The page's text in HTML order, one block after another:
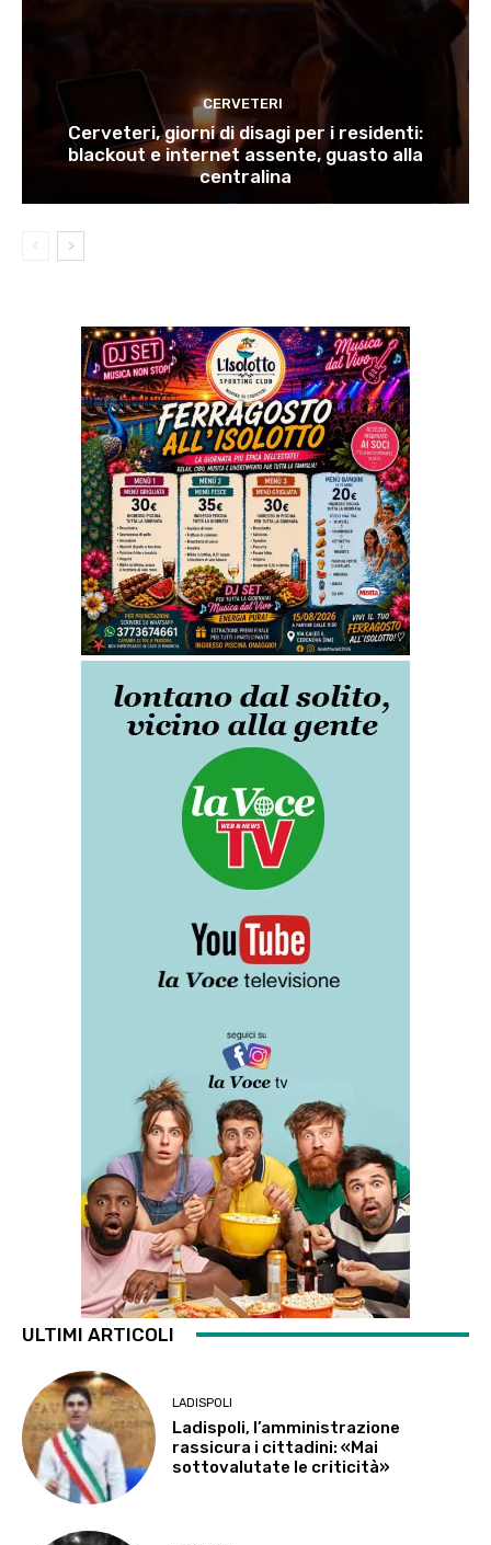
CERVETERI
Cerveteri, giorni di disagi per i residenti:
blackout e internet assente, guasto alla
centralina
ULTIMI ARTICOLI
LADISPOLI
Ladispoli, l’amministrazione
rassicura i cittadini: «Mai
sottovalutate le criticità»